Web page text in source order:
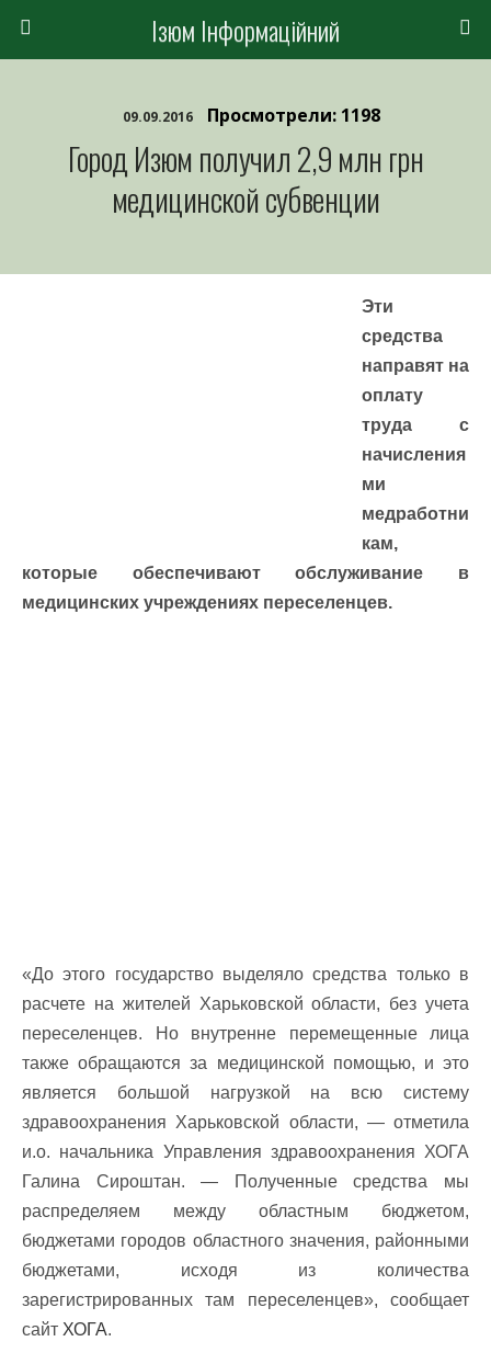
Ізюм Інформаційний
09.09.2016 Просмотрели: 1198
Город Изюм получил 2,9 млн грн
медицинской субвенции
Эти
средства
направят на
оплату
труда с
начисления
ми
медработни
кам,
которые обеспечивают обслуживание в
медицинских учреждениях переселенцев.
«До этого государство выделяло средства только в
расчете на жителей Харьковской области, без учета
переселенцев. Но внутренне перемещенные лица
также обращаются за медицинской помощью, и это
является большой нагрузкой на всю систему
здравоохранения Харьковской области, — отметила
и.о. начальника Управления здравоохранения ХОГА
Галина Сироштан. — Полученные средства мы
распределяем между областным бюджетом,
бюджетами городов областного значения, районными
бюджетами, исходя из количества
зарегистрированных там переселенцев», сообщает
сайт ХОГА.